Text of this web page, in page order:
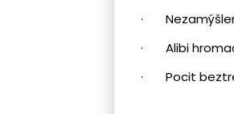
·
· Alibi
· Pocit